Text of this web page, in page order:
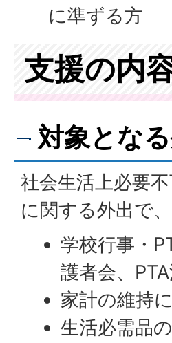
に準ずる方
支援の内
対象とな
社会生活上必要
に関する外出で
学校行事・
護者会、PTA
家計の維持
生活必需品